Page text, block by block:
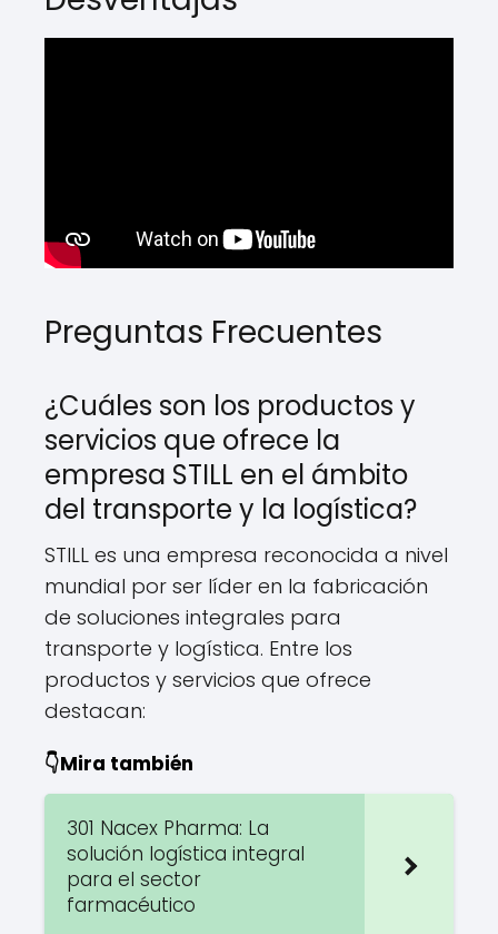
Preguntas Frecuentes
¿Cuáles son los productos y
servicios que ofrece la
empresa STILL en el ámbito
del transporte y la logística?
STILL es una empresa reconocida a nivel
mundial por ser líder en la fabricación
de soluciones integrales para
transporte y logística. Entre los
productos y servicios que ofrece
destacan:
👇Mira también
301 Nacex Pharma: La
solución logística integral
para el sector
farmacéutico